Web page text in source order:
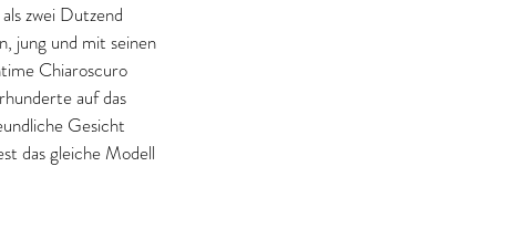
zwei Dutzend
jung und mit seinen
Chiaroscuro
auf das
Gesicht
das gleiche Modell